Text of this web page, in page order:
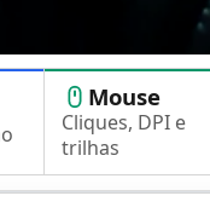
Mouse
Cliques, DPI e
trilhas